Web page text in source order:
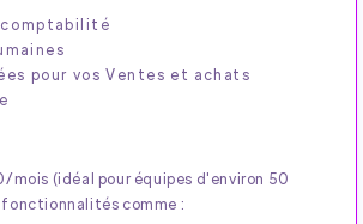
pour vos Ventes et achats
mois (idéal pour équipes d'environ 50
fonctionnalités comme :